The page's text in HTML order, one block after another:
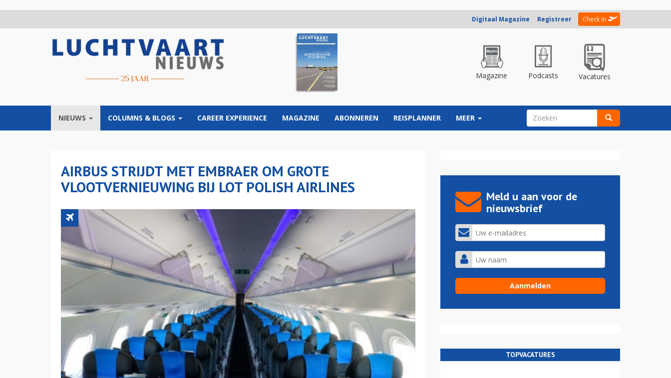
Digitaal Magazine Registreer Check in
Magazine Podcasts Vacatures
NIEUWS COLUMNS & BLOGS CAREER EXPERIENCE MAGAZINE ABONNEREN REISPLANNER MEER ZOEKVELD
AIRBUS STRIJDT MET EMBRAER OM GROTE
VLOOTVERNIEUWING BIJ LOT POLISH AIRLINES
Meld u aan voor de
nieuwsbrief
TOPVACATURES